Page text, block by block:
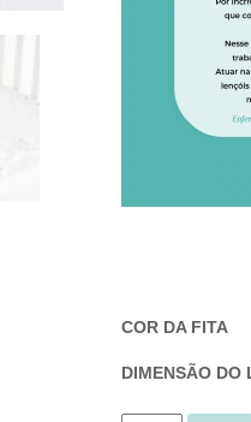
ver
COR DA FITA
DIMENSÃO DO